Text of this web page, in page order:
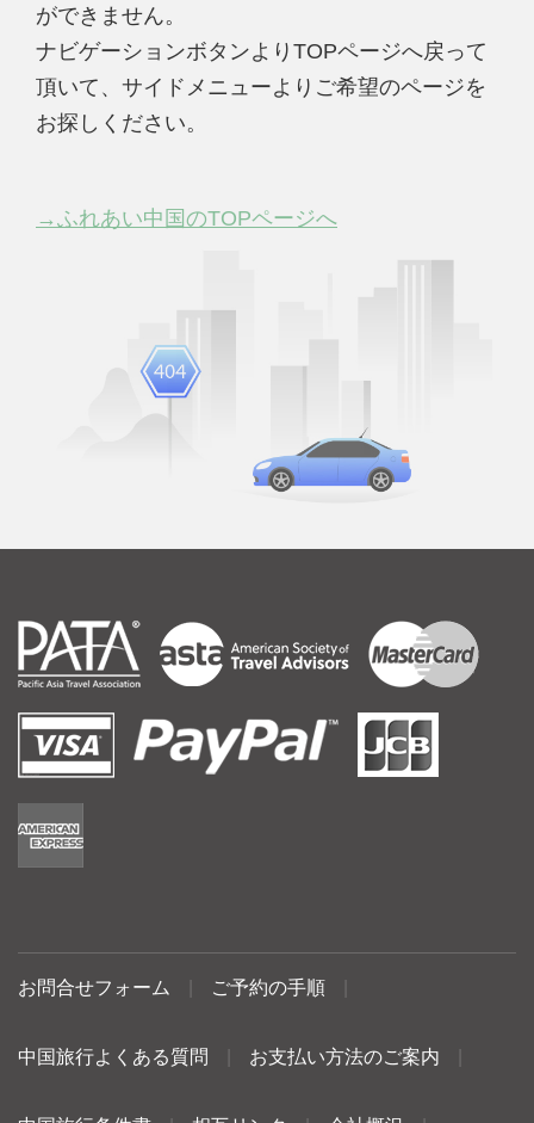
ができません。
ナビゲーションボタンよりTOPページへ戻って
頂いて、サイドメニューよりご希望のページを
お探しください。
→ふれあい中国のTOPページへ
お問合せフォーム ご予約の手順
中国旅行よくある質問 お支払い方法のご案内